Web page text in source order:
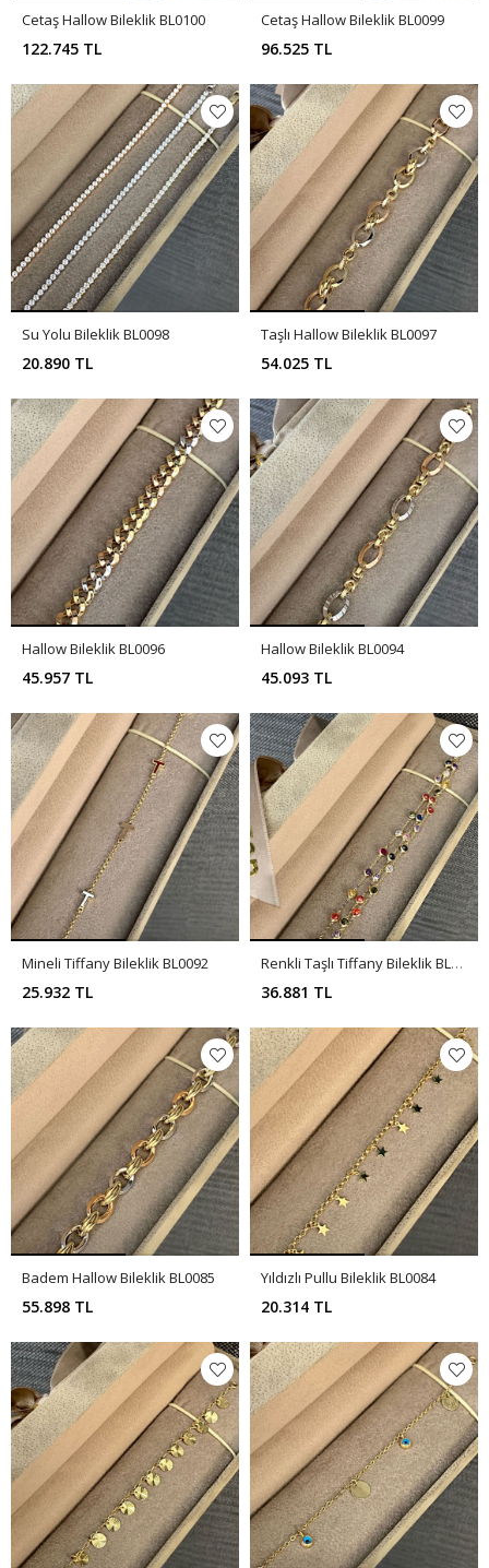
Cetaş Hallow Bileklik BL0100
122.745 TL
Cetaş Hallow Bileklik BL0099
96.525 TL
Su Yolu Bileklik BL0098
20.890 TL
Taşlı Hallow Bileklik BL0097
54.025 TL
Hallow Bileklik BL0096
45.957 TL
Hallow Bileklik BL0094
45.093 TL
Mineli Tiffany Bileklik BL0092
25.932 TL
Renkli Taşlı Tiffany Bileklik BL0090
36.881 TL
Badem Hallow Bileklik BL0085
55.898 TL
Yıldızlı Pullu Bileklik BL0084
20.314 TL